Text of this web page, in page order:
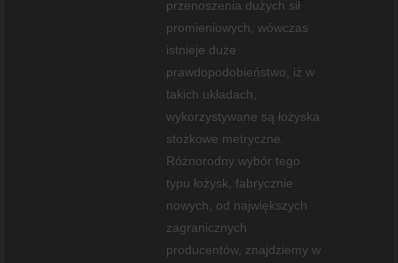
przenoszenia dużych sił
promieniowych, wówczas
istnieje duże
prawdopodobieństwo, iż w
takich układach,
wykorzystywane są łożyska
stożkowe metryczne.
Różnorodny wybór tego
typu łożysk, fabrycznie
nowych, od największych
zagranicznych
producentów, znajdziemy w